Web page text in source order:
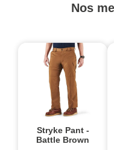
Nos
Stryke Pant -
Battle Brown